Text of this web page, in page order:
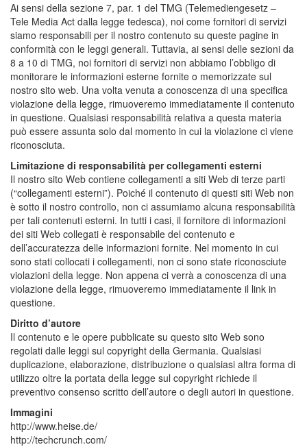
Ai sensi della sezione 7, par. 1 del TMG (Telemediengesetz –
Tele Media Act dalla legge tedesca), noi come fornitori di servizi
siamo responsabili per il nostro contenuto su queste pagine in
conformità con le leggi generali. Tuttavia, ai sensi delle sezioni da
8 a 10 di TMG, noi fornitori di servizi non abbiamo l’obbligo di
monitorare le informazioni esterne fornite o memorizzate sul
nostro sito web. Una volta venuta a conoscenza di una specifica
violazione della legge, rimuoveremo immediatamente il contenuto
in questione. Qualsiasi responsabilità relativa a questa materia
può essere assunta solo dal momento in cui la violazione ci viene
riconosciuta.
Limitazione di responsabilità per collegamenti esterni
Il nostro sito Web contiene collegamenti a siti Web di terze parti
(“collegamenti esterni”). Poiché il contenuto di questi siti Web non
è sotto il nostro controllo, non ci assumiamo alcuna responsabilità
per tali contenuti esterni. In tutti i casi, il fornitore di informazioni
dei siti Web collegati è responsabile del contenuto e
dell’accuratezza delle informazioni fornite. Nel momento in cui
sono stati collocati i collegamenti, non ci sono state riconosciute
violazioni della legge. Non appena ci verrà a conoscenza di una
violazione della legge, rimuoveremo immediatamente il link in
questione.
Diritto d’autore
Il contenuto e le opere pubblicate su questo sito Web sono
regolati dalle leggi sul copyright della Germania. Qualsiasi
duplicazione, elaborazione, distribuzione o qualsiasi altra forma di
utilizzo oltre la portata della legge sul copyright richiede il
preventivo consenso scritto dell’autore o degli autori in questione.
Immagini
http://www.heise.de/
http://techcrunch.com/